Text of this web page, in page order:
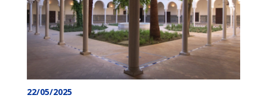
22/05/2025